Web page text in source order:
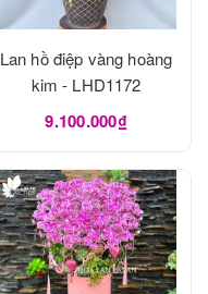
Lan hồ điệp vàng hoàng
kim - LHD1172
9.100.000₫